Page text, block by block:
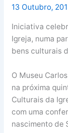
13 Outubro,
Iniciativa
Igreja, numa
bens culturais
O Museu
na próxima
Culturais da
com uma
nascimento de